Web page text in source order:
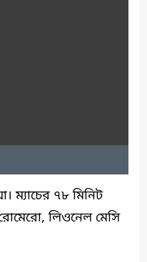
ম্যাচের ৭৮ মিনিট
লিওনেল মেসি